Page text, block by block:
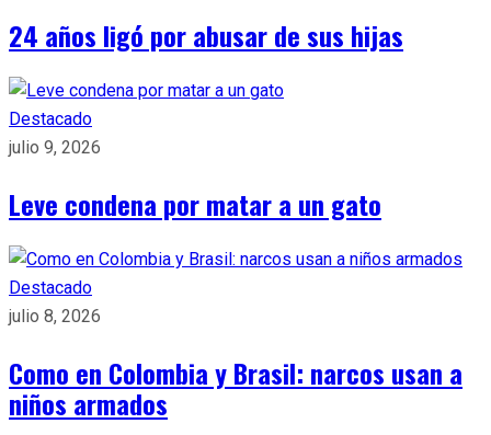
24 años ligó por abusar de sus hijas
Destacado
julio 9, 2026
Leve condena por matar a un gato
Destacado
julio 8, 2026
Como en Colombia y Brasil: narcos usan a
niños armados